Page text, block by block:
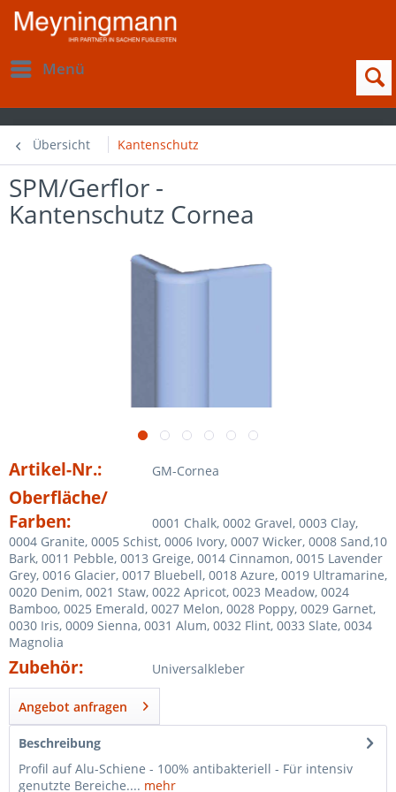
Menü
Übersicht Kantenschutz
SPM/Gerflor -
Kantenschutz Cornea
Artikel-Nr.: GM-Cornea
Oberfläche/
Farben:
0001 Chalk, 0002 Gravel, 0003 Clay,
0004 Granite, 0005 Schist, 0006 Ivory, 0007 Wicker, 0008 Sand,10
Bark, 0011 Pebble, 0013 Greige, 0014 Cinnamon, 0015 Lavender
Grey, 0016 Glacier, 0017 Bluebell, 0018 Azure, 0019 Ultramarine,
0020 Denim, 0021 Staw, 0022 Apricot, 0023 Meadow, 0024
Bamboo, 0025 Emerald, 0027 Melon, 0028 Poppy, 0029 Garnet,
0030 Iris, 0009 Sienna, 0031 Alum, 0032 Flint, 0033 Slate, 0034
Magnolia
Zubehör: Universalkleber
Angebot anfragen
Beschreibung
Profil auf Alu-Schiene - 100% antibakteriell - Für intensiv
genutzte Bereiche.... mehr